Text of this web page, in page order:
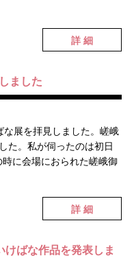
詳 細
ました
展を拝見しました。嵯峨
た。私が伺ったのは初日
に会場におられた嵯峨御
詳 細
ばな作品を発表しま